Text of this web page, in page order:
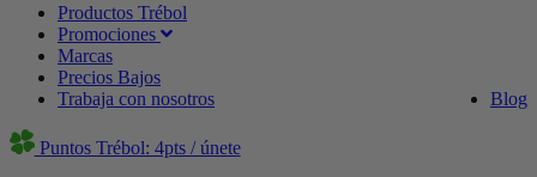
Productos Trébol
Promociones
Marcas
Precios Bajos
Blog
Trabaja con nosotros
Puntos Trébol: 4pts / únete